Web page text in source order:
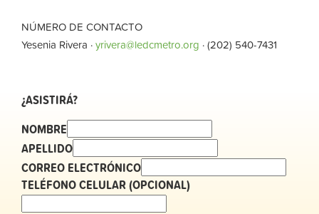
NÚMERO DE CONTACTO
Yesenia Rivera ·yrivera@ledcmetro.org · (202) 540-7431
¿ASISTIRÁ?
NOMBRE
APELLIDO
CORREO ELECTRÓNICO
TELÉFONO CELULAR (OPCIONAL)